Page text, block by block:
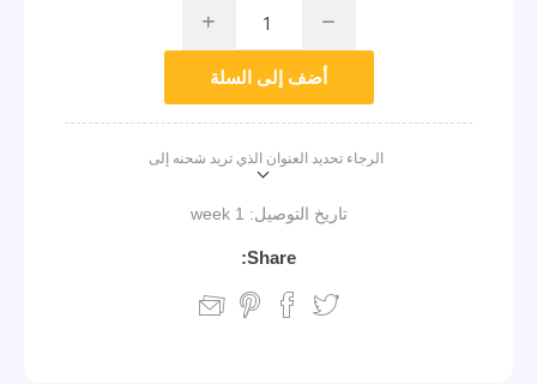
i h
أضف إلى السلة
الرجاء تحديد العنوان الذي تريد شحنه إلى
تاريخ التوصيل: 1 week
Share: